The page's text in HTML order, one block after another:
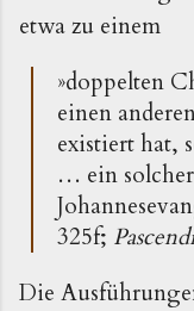
etwa zu einem
»doppelten
einen
existiert hat,
… ein solcher
325f;
Die